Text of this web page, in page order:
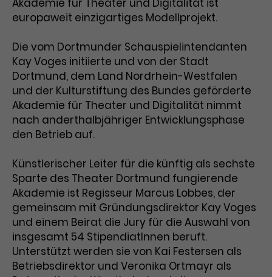
Benutzer*in wiedererkannt werden,
und es wird Zugang zu
Name cookie_optin
Anbieter TYPO3
Laufzeit 1 Monat
Zweck
Enthält die gewählten Tracking-
Optin-Einstellungen.
Laufzeit 2 Jahre
Zweck
Dieses Cookie wird von Google
Analytics installiert. Das Cookie
wird verwendet, um
Besucher*innen-, Sitzungs- und
Kampagnendaten zu berechnen
und die Nutzung der Website für
den Analysebericht der Website zu
eine zufallsgenerierte Nummer zu,
um Besuche zu erkennen.
Name _gid
Anbieter Google Analytics
Marketing
ermöglichen die Leistung unserer
Werbekampagnen zu analysieren und
Conversions zu messen. Außerdem helfen sie
uns dabei Werbeanzeigen und Inhalte besser auf
die Interessen unserer Nutzer abzustimmen.
Name
_gcl_au
Anbieter Google Ads
Zweck
Wird von Google verwendet, um
die Effizienz von Werbeanzeigen zu
messen und Conversions zu
speichern. Dieses Cookie hilft dabei
nachzuvollziehen, ob Nutzer über
Google-Anzeigen auf unsere
Website gelangt sind.
Cookie-Informationen
Akademie für Theater und Digitalität ist
europaweit einzigartiges Modellprojekt.
Die vom Dortmunder Schauspielintendanten
Kay Voges initiierte und von der Stadt
Dortmund, dem Land Nordrhein-Westfalen
und der Kulturstiftung des Bundes geförderte
Akademie für Theater und Digitalität nimmt
nach anderthalbjähriger Entwicklungsphase
den Betrieb auf.
Künstlerischer Leiter für die künftig als sechste
Sparte des Theater Dortmund fungierende
Akademie ist Regisseur Marcus Lobbes, der
gemeinsam mit Gründungsdirektor Kay Voges
und einem Beirat die Jury für die Auswahl von
insgesamt 54 StipendiatInnen beruft.
Unterstützt werden sie von Kai Festersen als
Betriebsdirektor und Veronika Ortmayr als